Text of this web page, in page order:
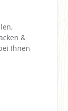
&
Ihnen